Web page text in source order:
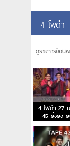
4 โพดำ
ดูรายการย้อน
4 โพดำ 27 ม
45 ยิ่งยง